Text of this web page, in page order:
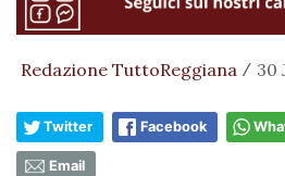
Redazione TuttoReggiana / 30
Twitter Facebook
Email